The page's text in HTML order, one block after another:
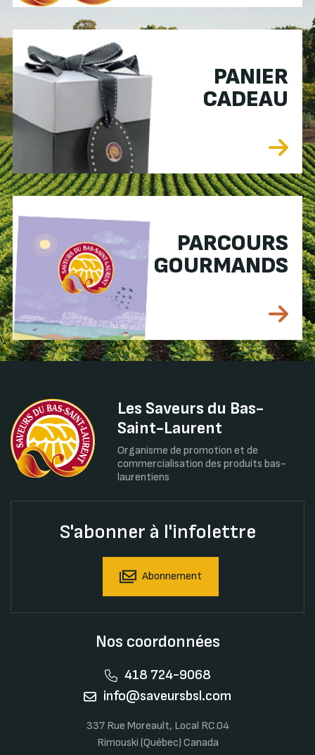
PANIER
CADEAU
PARCOURS
GOURMANDS
Les Saveurs du Bas-
Saint-Laurent
Organisme de promotion et de
commercialisation des produits bas-
laurentiens
S'abonner à l'infolettre
Abonnement
Nos coordonnées
418 724-9068
info@saveursbsl.com
337 Rue Moreault, Local RC.04
Rimouski (Québec) Canada